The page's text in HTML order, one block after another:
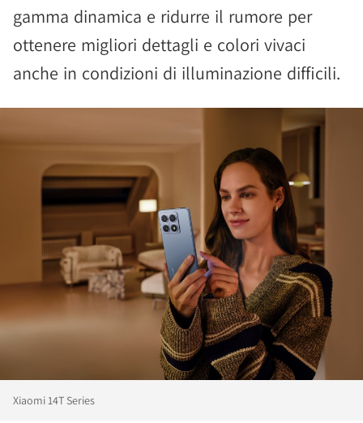
gamma dinamica e ridurre il rumore per
ottenere migliori dettagli e colori vivaci
anche in condizioni di illuminazione difficili.
Xiaomi 14T Series